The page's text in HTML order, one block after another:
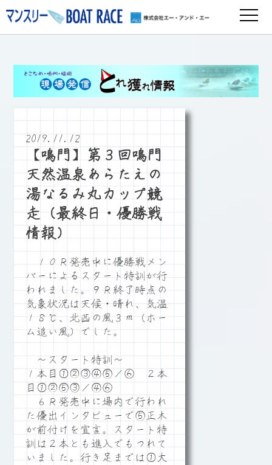
2019.11.12
【鳴門】第３回鳴門
天然温泉あらたえの
湯なるみ丸カップ競
走（最終日・優勝戦
情報）
１０Ｒ発売中に優勝戦メン
バーによるスタート特訓が行
われました。９Ｒ終了時点の
気象状況は天候・晴れ、気温
１８℃、北西の風３ｍ（ホー
ム追い風）でした。
～スタート特訓～
１本目①②③④⑤／⑥ ２本
目①②⑤③／④⑥
６Ｒ発売中に場内で行われ
た優出インタビューで⑤正木
が前付けを宣言。スタート特
訓は２本とも進入でもつれて
いました。行き足までは①大